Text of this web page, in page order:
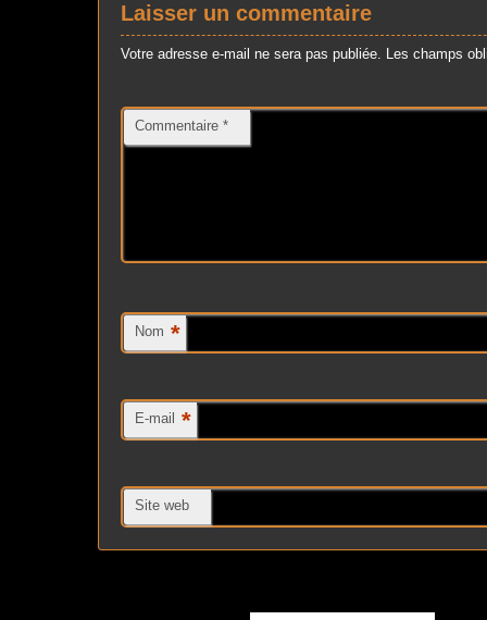
Laisser un commentaire
Votre adresse e-mail ne sera pas publiée. Les champs
Commentaire *
Nom *
E-mail *
Site web